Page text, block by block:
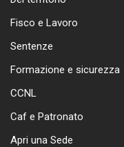
Fisco e Lavoro
Sentenze
Formazione e sicurezza
CCNL
Caf e Patronato
Apri una Sede